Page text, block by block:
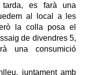
es farà una
al local a les
la colla posa el
de divendres 5,
una consumició
juntament amb